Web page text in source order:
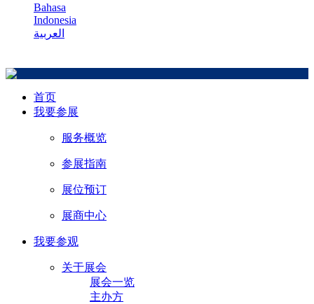
Bahasa
Indonesia
العربية
首页
我要参展
服务概览
参展指南
展位预订
展商中心
我要参观
关于展会
展会一览
主办方